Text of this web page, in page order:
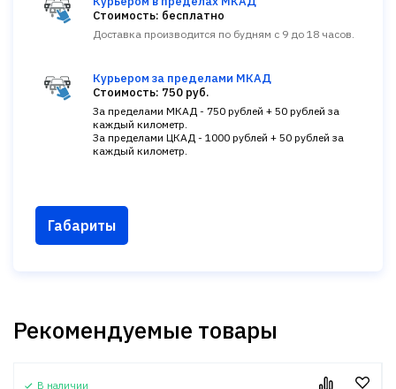
Стоимость: бесплатно
Доставка производится по будням с 9 до 18 часов.
Курьером за пределами МКАД
Стоимость: 750 руб.
За пределами МКАД - 750 рублей + 50 рублей за
каждый километр.
За пределами ЦКАД - 1000 рублей + 50 рублей за
каждый километр.
Габариты
Рекомендуемые товары
В наличии